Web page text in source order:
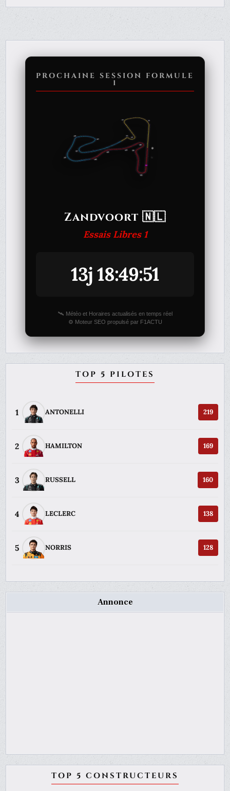
PROCHAINE SESSION FORMULE
1
Zandvoort 🇳🇱
Essais Libres 1
13j 18:49:51
🛰️ Météo et Horaires actualisés en temps réel
⚙️ Moteur SEO propulsé par F1ACTU
TOP 5 PILOTES
1 ANTONELLI 219
2 HAMILTON 169
3 RUSSELL 160
4 LECLERC 138
5 NORRIS 128
Annonce
TOP 5 CONSTRUCTEURS